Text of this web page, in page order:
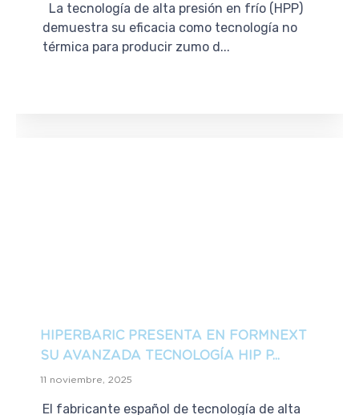
La tecnología de alta presión en frío (HPP)
demuestra su eficacia como tecnología no
térmica para producir zumo d...
HIPERBARIC PRESENTA EN FORMNEXT
SU AVANZADA TECNOLOGÍA HIP P...
11 noviembre, 2025
El fabricante español de tecnología de alta